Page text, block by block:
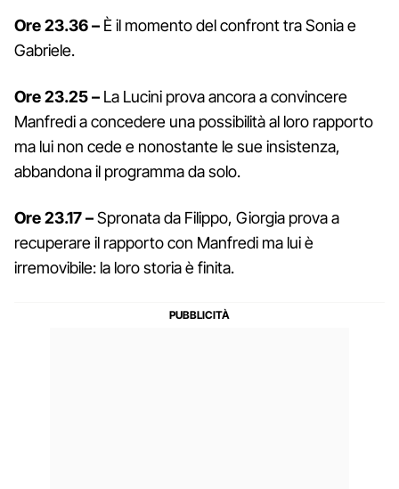
Ore 23.36 – È il momento del confront tra Sonia e
Gabriele.
Ore 23.25 – La Lucini prova ancora a convincere
Manfredi a concedere una possibilità al loro rapporto
ma lui non cede e nonostante le sue insistenza,
abbandona il programma da solo.
Ore 23.17 –Spronata da Filippo, Giorgia prova a
recuperare il rapporto con Manfredi ma lui è
irremovibile: la loro storia è finita.